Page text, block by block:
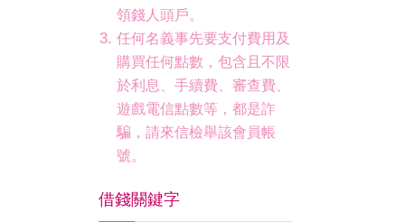
領錢人頭戶。
任何名義事先要支付費用及
購買任何點數，包含且不限
於利息、手續費、審查費、
遊戲電信點數等，都是詐
騙，請來信檢舉該會員帳
號。
借錢關鍵字